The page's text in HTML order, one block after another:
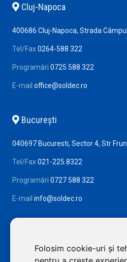
Folosim cookie-uri și
Cluj-Napoca
400686 Cluj-Napoca, Strada
Tel/Fax0264-588 322
Programări 0725 588 322
E-mail office@soldec.ro
Bucureşti
040697 Bucuresti, Sector 4, Str
Tel/Fax021-225.8322
Programări 0727 588 322
E-mail info@soldec.ro